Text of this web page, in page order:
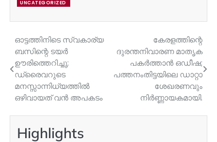
UNCATEGORIZED
Post
navigation
ഓട്ടത്തിനിടെ സ്വകാര്യ
ബസിന്റെ ടയർ
ഊരിത്തെറിച്ചു;
ഡ്രൈവറുടെ
മനസ്സാന്നിധ്യത്തിൽ
ഒഴിവായത് വൻ അപകടം
കേരളത്തിന്റെ
ദുരന്തനിവാരണ മാതൃക
പകർത്താൻ ഒഡീഷ;
പത്തനംതിട്ടയിലെ ഡാറ്റാ
ശേഖരണവും
നിർണ്ണായകമായി.
Highlights